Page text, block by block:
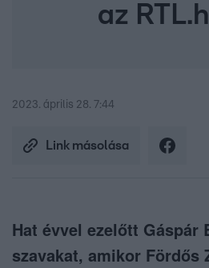
az
2023. április 28. 7:44
Link másolása
Hat évvel ezelőtt Gáspár
szavakat, amikor Fördős